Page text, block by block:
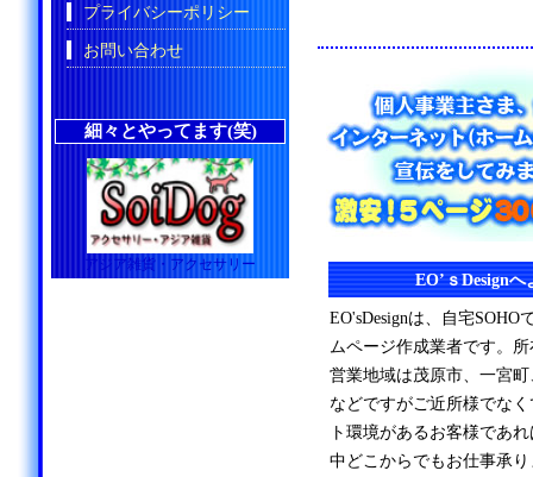
EO’ｓDesign
EO'sDesignは、自宅SOHO
ムページ作成業者です。
営業地域は茂原市、一宮
などですがご近所様でな
ト環境があるお客様であ
中どこからでもお仕事承
プライバシーポリシー
お問い合わせ
細々とやってます(笑)
アジア雑貨・アクセサリー